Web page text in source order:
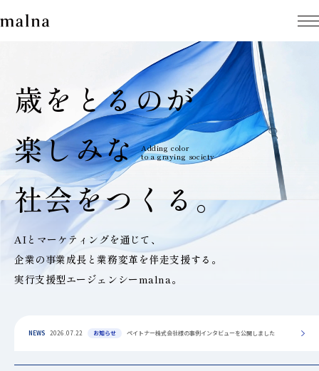
歳をとるのが
楽しみな
社会をつくる。
Adding color
to a graying society
AIとマーケティングを通じて、
企業の事業成長と業務変革を伴走支援する。
実行支援型エージェンシーmalna。
NEWS 2026.07.22 お知らせ ペイトナー株式会社様の事例インタビューを公開しました